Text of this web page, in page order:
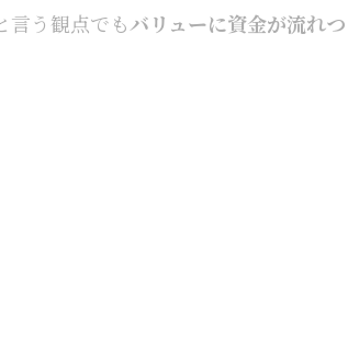
言う観点でもバリューに資金が流れつ